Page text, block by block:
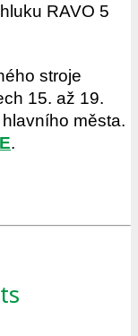
RAVO 5
stroje
15. až 19.
města.
.